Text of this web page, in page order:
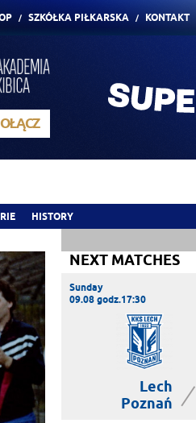
SZKÓŁKA PIŁKARSKA KONTAKT
HISTORY
NEXT MATCHES
Sunday
09.08 godz.17:30
Lech
Poznań
|